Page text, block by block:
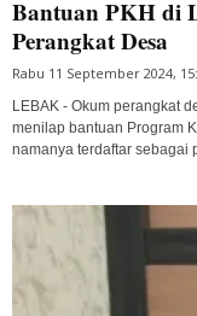
Bantuan PKH di
Perangkat Desa
Rabu 11 September 2024,
LEBAK - Okum perangkat
menilap bantuan Program
namanya terdaftar sebagai